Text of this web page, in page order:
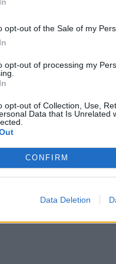
opt-out of the Sale of my
opt-out of processing my
opt-out of Collection, Use,
Data that Is Unrelated
CONFIRM
Data Deletion
γνωστή από τη
Time in… Hollywood
καθοριστικό
πως ήταν η πρώτη
αλλά οι
άνεση. Μένει να